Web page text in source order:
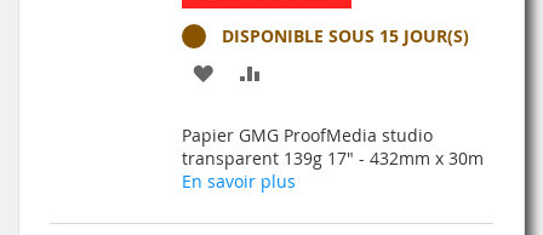
DISPONIBLE SOUS 15 JOUR(S)
AJOUTER
MA
COMPARATEUR
Papier GMG ProofMedia studio
transparent 139g 17" - 432mm x 30m
En savoir plus